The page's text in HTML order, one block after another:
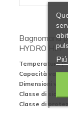
Bagnomaria
HYDRO H2P
Temperatura (°
Capacità vasca
Dimensioni
Classe di
Classe di